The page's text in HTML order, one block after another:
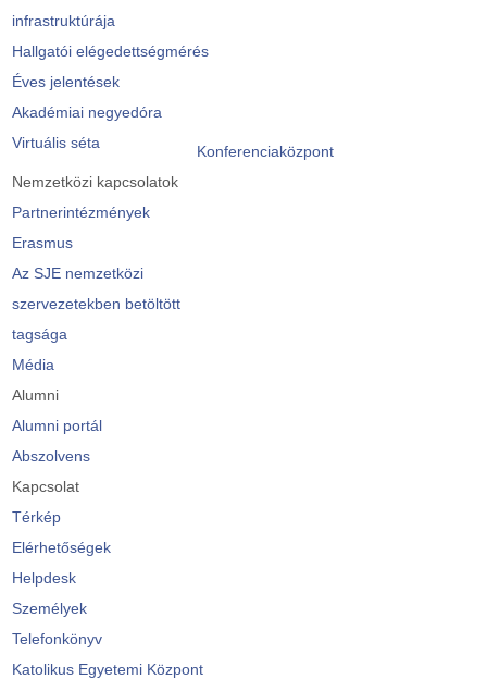
infrastruktúrája
Hallgatói elégedettségmérés
Éves jelentések
Akadémiai negyedóra
Virtuális séta
Konferenciaközpont
Nemzetközi kapcsolatok
Partnerintézmények
Erasmus
Az SJE nemzetközi
szervezetekben betöltött
tagsága
Média
Alumni
Alumni portál
Abszolvens
Kapcsolat
Térkép
Elérhetőségek
Helpdesk
Személyek
Telefonkönyv
Katolikus Egyetemi Központ